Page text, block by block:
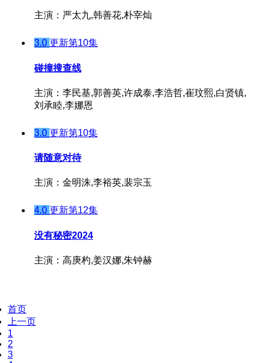
主演：严太九,韩善花,朴宰灿
3.0 更新第10集
碰撞搜查线
主演：李民基,郭善英,许成泰,李浩哲,崔玟熙,白贤镇,
刘承睦,李娜恩
3.0 更新第10集
请随意对待
主演：金明洙,李裕英,裴宗玉
4.0 更新第12集
没有秘密2024
主演：高庚杓,姜汉娜,朱钟赫
首页
上一页
1
2
3